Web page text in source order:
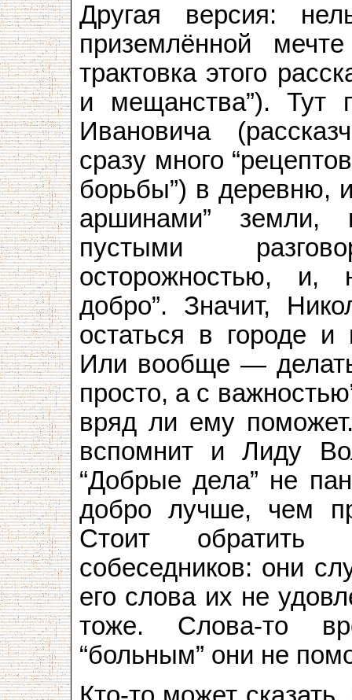
Другая версия:
приземлённой
трактовка этого
и мещанства”). Тут
Ивановича
сразу много
борьбы”) в деревню,
аршинами” земли,
пустыми
осторожностью, и,
добро”. Значит,
остаться в городе
Или вообще —
просто, а с
вряд ли ему
вспомнит и Лиду
“Добрые дела” не
добро лучше, чем
Стоит обратить
собеседников: они
его слова их не
тоже. Слова-то
“больным” они не